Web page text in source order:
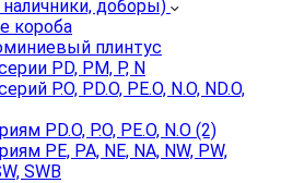
доборы)
короба
плинтус
PD, PM, P, N
P.O, PD.O, PE.O, N.O, ND.O,
PD.O, P.O, PE.O, N.O (2)
PE, PA, NE, NA, NW, PW,
SWB